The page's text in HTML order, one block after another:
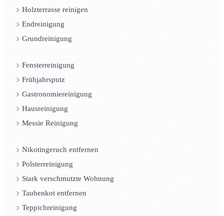
Holzterrasse reinigen
Endreinigung
Grundreinigung
Fensterreinigung
Frühjahrsputz
Gastronomiereinigung
Hausreinigung
Messie Reinigung
Nikotingeruch entfernen
Polsterreinigung
Stark verschmutzte Wohnung
Taubenkot entfernen
Teppichreinigung